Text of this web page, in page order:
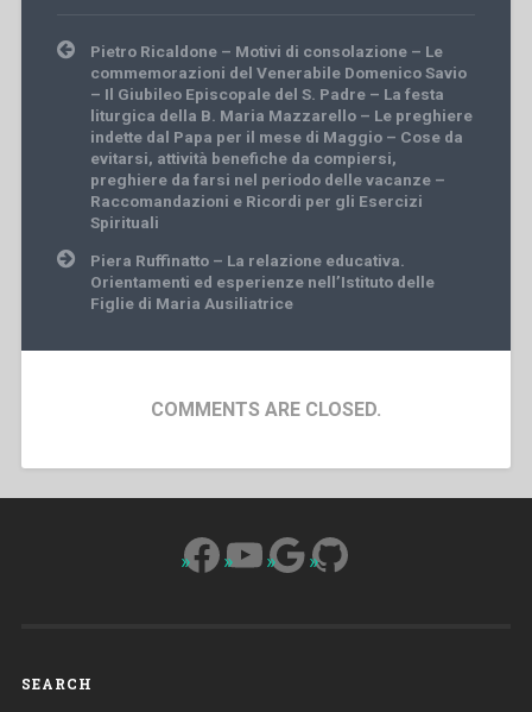
Post
navigation
Pietro Ricaldone – Motivi di consolazione – Le
commemorazioni del Venerabile Domenico Savio
– Il Giubileo Episcopale del S. Padre – La festa
liturgica della B. Maria Mazzarello – Le preghiere
indette dal Papa per il mese di Maggio – Cose da
evitarsi, attività benefiche da compiersi,
preghiere da farsi nel periodo delle vacanze –
Raccomandazioni e Ricordi per gli Esercizi
Spirituali
Piera Ruffinatto – La relazione educativa.
Orientamenti ed esperienze nell’Istituto delle
Figlie di Maria Ausiliatrice
COMMENTS ARE CLOSED.
Facebook
YouTube
Google
GitHub
SEARCH